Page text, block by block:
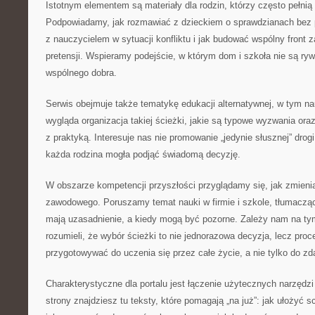
Istotnym elementem są materiały dla rodzin, którzy często
Podpowiadamy, jak rozmawiać z dzieckiem o sprawdzianach
z nauczycielem w sytuacji konfliktu i jak budować wspólny front
pretensji. Wspieramy podejście, w którym dom i szkoła nie są
wspólnego dobra.
Serwis obejmuje także tematykę edukacji alternatywnej, w tym
wygląda organizacja takiej ścieżki, jakie są typowe wyzwania
z praktyką. Interesuje nas nie promowanie „jedynie słusznej”
każda rodzina mogła podjąć świadomą decyzję.
W obszarze kompetencji przyszłości przyglądamy się, jak
zawodowego. Poruszamy temat nauki w firmie i szkole,
mają uzasadnienie, a kiedy mogą być pozorne. Zależy nam na
rozumieli, że wybór ścieżki to nie jednorazowa decyzja, lecz
przygotowywać do uczenia się przez całe życie, a nie tylko do
Charakterystyczne dla portalu jest łączenie użytecznych
strony znajdziesz tu teksty, które pomagają „na już”: jak ułożyć